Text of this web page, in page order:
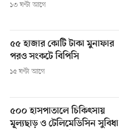
১৩ ঘণ্টা আগে
৫৫ হাজার কোটি টাকা মুনাফার
পরও সংকটে বিপিসি
১৫ ঘণ্টা আগে
৫০০ হাসপাতালে চিকিৎসায়
মূল্যছাড় ও টেলিমেডিসিন সুবিধা